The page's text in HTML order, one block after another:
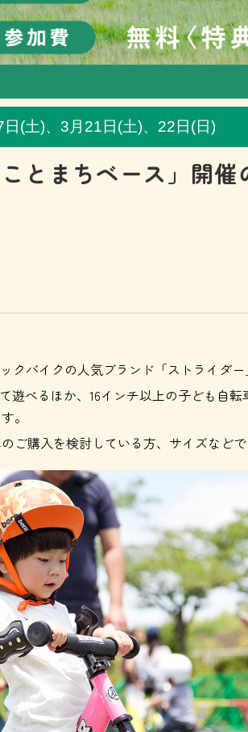
(土)、3月21日(土)、22日(日)
とまちベース」開催
クバイクの人気ブランド「ストライダ
遊べるほか、16インチ以上の子ども自
。
ご購入を検討している方、サイズなど